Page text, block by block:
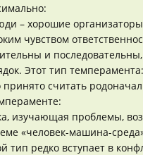
– хорошие
чувством
и
Этот тип темперамента:
принято считать
изучающая проблемы,
«человек-машина-
тип редко вступает в